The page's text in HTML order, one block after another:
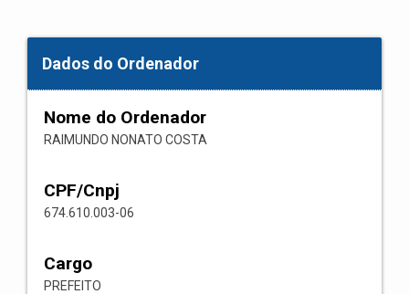
Dados do Ordenador
Nome do Ordenador
RAIMUNDO NONATO COSTA
CPF/Cnpj
674.610.003-06
Cargo
PREFEITO